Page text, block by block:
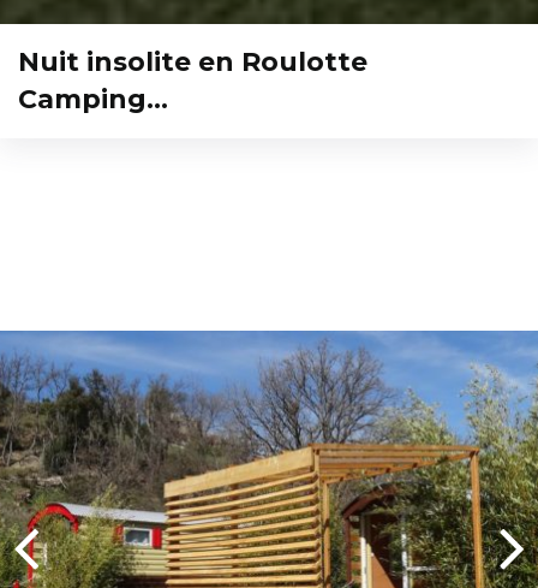
Nuit insolite en Roulotte
Camping…